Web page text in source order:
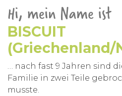
Hi, mein Name ist
BISCUIT
(Griechenland/
… nach fast 9 Jahren sind
Familie in zwei Teile
musste.